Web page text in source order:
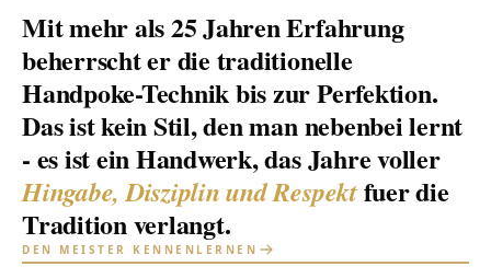
Mit mehr als 25 Jahren Erfahrung
beherrscht er die traditionelle
Handpoke-Technik bis zur Perfektion.
Das ist kein Stil, den man nebenbei lernt
- es ist ein Handwerk, das Jahre voller
Hingabe, Disziplin und Respektfuer die
Tradition verlangt.
DEN MEISTER KENNENLERNEN